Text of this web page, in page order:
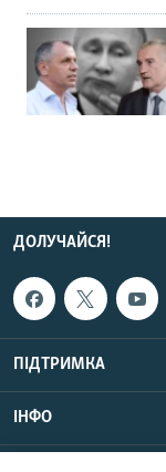
ДОЛУЧАЙСЯ!
ПІДТРИМКА
ІНФО